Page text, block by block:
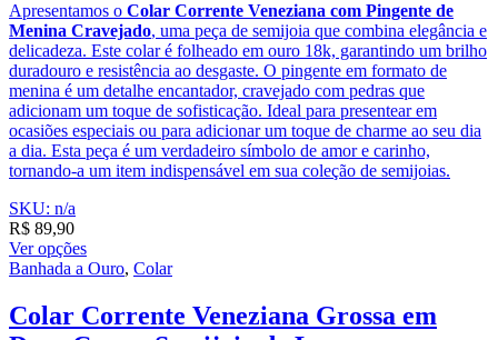
Apresentamos o Colar Corrente Veneziana com Pingente de
Menina Cravejado, uma peça de semijoia que combina elegância e
delicadeza. Este colar é folheado em ouro 18k, garantindo um brilho
duradouro e resistência ao desgaste. O pingente em formato de
menina é um detalhe encantador, cravejado com pedras que
adicionam um toque de sofisticação. Ideal para presentear em
ocasiões especiais ou para adicionar um toque de charme ao seu dia
a dia. Esta peça é um verdadeiro símbolo de amor e carinho,
tornando-a um item indispensável em sua coleção de semijoias.
SKU: n/a
R$ 89,90
Ver opções
Banhada a Ouro, Colar
Colar Corrente Veneziana Grossa em